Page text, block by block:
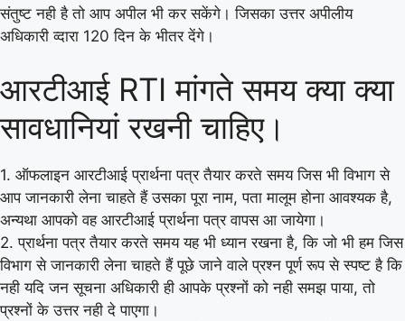
संतुष्ट नही है तो आप अपील भी कर सकेंगे। जिसका उत्तर अपीलीय
अधिकारी व्दारा 120 दिन के भीतर देंगे।
आरटीआई RTI मांगते समय क्या क्या
सावधानियां रखनी चाहिए।
1. ऑफलाइन आरटीआई प्रार्थना पत्र तैयार करते समय जिस भी विभाग से
आप जानकारी लेना चाहते हैं उसका पूरा नाम, पता मालूम होना आवश्यक है,
अन्यथा आपको वह आरटीआई प्रार्थना पत्र वापस आ जायेगा।
2. प्रार्थना पत्र तैयार करते समय यह भी ध्यान रखना है, कि जो भी हम जिस
विभाग से जानकारी लेना चाहते हैं पूछे जाने वाले प्रश्न पूर्ण रूप से स्पष्ट है कि
नही यदि जन सूचना अधिकारी ही आपके प्रश्नों को नही समझ पाया, तो
प्रश्नों के उत्तर नही दे पाएगा।